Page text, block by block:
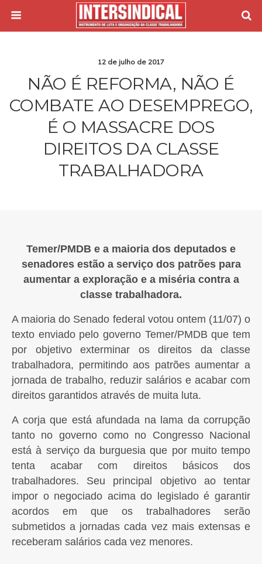
12 de julho de 2017
NÃO É REFORMA, NÃO É
COMBATE AO DESEMPREGO,
É O MASSACRE DOS
DIREITOS DA CLASSE
TRABALHADORA
Temer/PMDB e a maioria dos deputados e
senadores estão a serviço dos patrões para
aumentar a exploração e a miséria contra a
classe trabalhadora.
A maioria do Senado federal votou ontem (11/07) o
texto enviado pelo governo Temer/PMDB que tem
por objetivo exterminar os direitos da classe
trabalhadora, permitindo aos patrões aumentar a
jornada de trabalho, reduzir salários e acabar com
direitos garantidos através de muita luta.
A corja que está afundada na lama da corrupção
tanto no governo como no Congresso Nacional
está à serviço da burguesia que por muito tempo
tenta acabar com direitos básicos dos
trabalhadores. Seu principal objetivo ao tentar
impor o negociado acima do legislado é garantir
acordos em que os trabalhadores serão
submetidos a jornadas cada vez mais extensas e
receberam salários cada vez menores.